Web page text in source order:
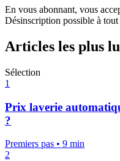
En vous abonnant, vous
Désinscription possible à tout
Articles les plus
Sélection
1
Prix laverie
?
Premiers pas • 9 min
2